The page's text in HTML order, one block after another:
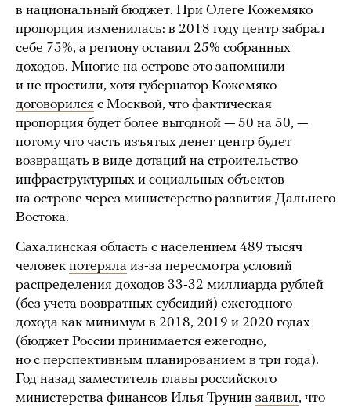
в национальный бюджет. При Олеге Кожемяко
пропорция изменилась: в 2018 году центр забрал
себе 75%, а региону оставил 25% собранных
доходов. Многие на острове это запомнили
и не простили, хотя губернатор Кожемяко
договорился с Москвой, что фактическая
пропорция будет более выгодной — 50 на 50, —
потому что часть изъятых денег центр будет
возвращать в виде дотаций на строительство
инфраструктурных и социальных объектов
на острове через министерство развития Дальнего
Востока.
Сахалинская область с населением 489 тысяч
человек потеряла из-за пересмотра условий
распределения доходов 33-32 миллиарда рублей
(без учета возвратных субсидий) ежегодного
дохода как минимум в 2018, 2019 и 2020 годах
(бюджет России принимается ежегодно,
но с перспективным планированием в три года).
Год назад заместитель главы российского
министерства финансов Илья Трунин заявил, что